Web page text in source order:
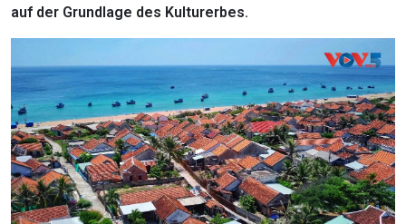
auf der Grundlage des Kulturerbes.